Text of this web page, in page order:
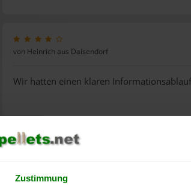
Zustimmung
von Heinrich aus Daisendorf
Wir hatten einen klaren